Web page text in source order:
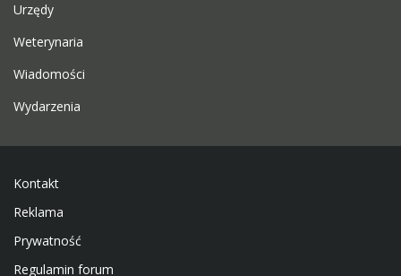
Urzędy
Weterynaria
Wiadomości
Wydarzenia
Kontakt
Reklama
Prywatność
Regulamin forum